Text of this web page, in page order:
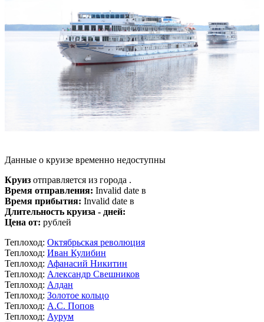
Данные о круизе временно недоступны
Круиз отправляется из города .
Время отправления: Invalid date в
Время прибытия: Invalid date в
Длительность круиза - дней:
Цена от: рублей
Теплоход: Октябрьская революция
Теплоход: Иван Кулибин
Теплоход: Афанасий Никитин
Теплоход: Александр Свешников
Теплоход: Алдан
Теплоход: Золотое кольцо
Теплоход: А.С. Попов
Теплоход: Аурум